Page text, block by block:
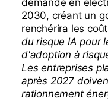
demande en
2030, créant un
renchérira les
du risque IA pour
d'adoption à
Les entreprises
après 2027
rationnement